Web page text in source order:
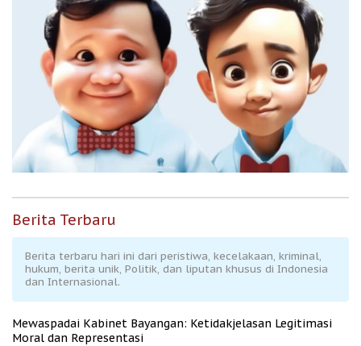
Berita Terbaru
Berita terbaru hari ini dari peristiwa, kecelakaan, kriminal,
hukum, berita unik, Politik, dan liputan khusus di Indonesia
dan Internasional.
Mewaspadai Kabinet Bayangan: Ketidakjelasan Legitimasi
Moral dan Representasi